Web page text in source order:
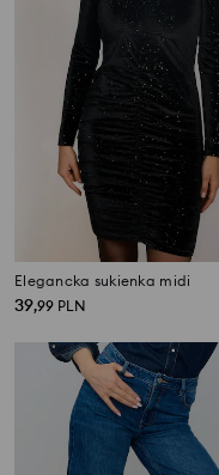
Elegancka sukienka midi
39,99 PLN